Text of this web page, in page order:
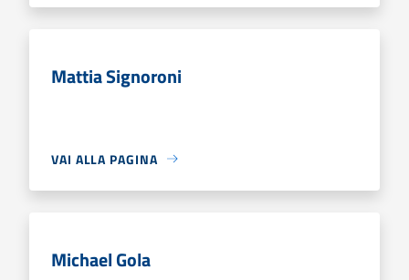
Mattia Signoroni
VAI ALLA PAGINA
Michael Gola